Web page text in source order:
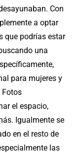
Con
a optar
que podrías estar
una
para mujeres y
Fotos
el espacio,
Igualmente se
en el resto de
las